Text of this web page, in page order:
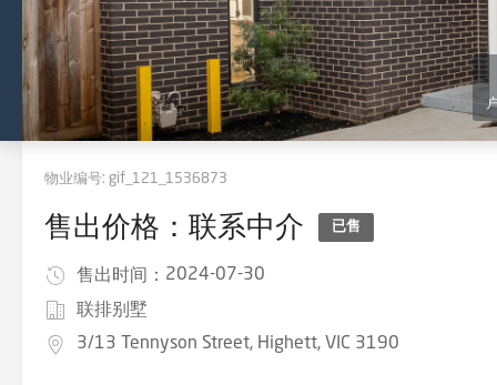
物业编号: gif_121_1536873
售出价格：联系中介 已售
售出时间： 2024-07-30
联排别墅
3/13 Tennyson Street, Highett, VIC 3190